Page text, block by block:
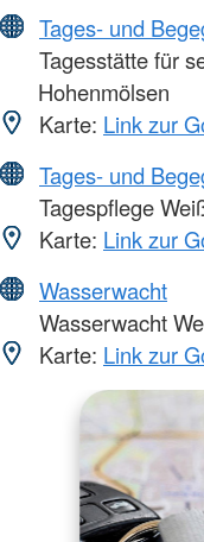
Tages- und
Tagesstätte für
Hohenmölsen
Karte: Link zur
Tages- und
Tagespflege
Karte: Link zur
Wasserwacht
Wasserwacht
Karte: Link zur